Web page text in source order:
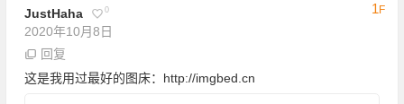
JustHaha 0
2020年10月8日
1F
回复
这是我用过最好的图床：http://imgbed.cn